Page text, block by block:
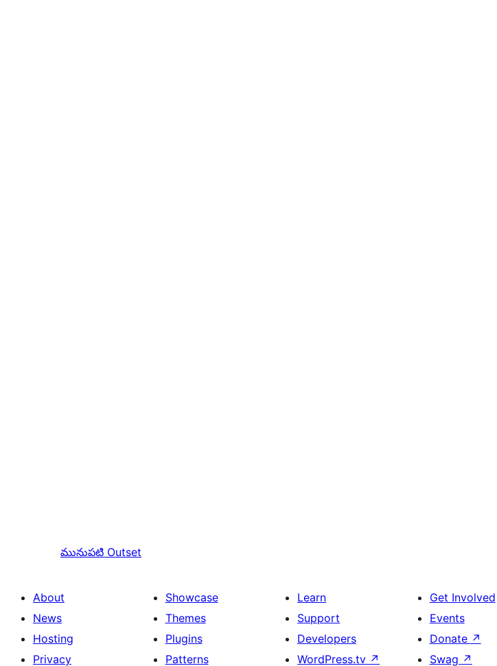
మునుపటి Outset
About
News
Hosting
Privacy
Showcase
Themes
Plugins
Patterns
Learn
Support
Developers
WordPress.tv ↗
Get Involved
Events
Donate ↗
Swag ↗